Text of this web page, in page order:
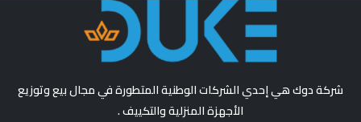
شركة دوك هي إحدي الشركات الوطنية المتطورة في مجال بيع وتوزيع
الأجهزة المنزلية والتكييف .